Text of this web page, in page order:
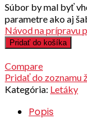
Súbor by mal byť
parametre ako aj
Návod na prípravu
Pridať do košíka
Compare
Pridať do zoznamu
Kategória: Letáky
Popis